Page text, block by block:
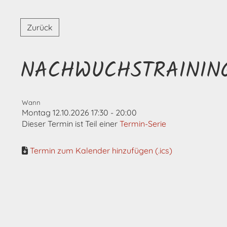
Zurück
Wann
Montag 12.10.2026 17:30 - 20:00
Dieser Termin ist Teil einer Termin-Serie
Termin zum Kalender hinzufügen (.ics)